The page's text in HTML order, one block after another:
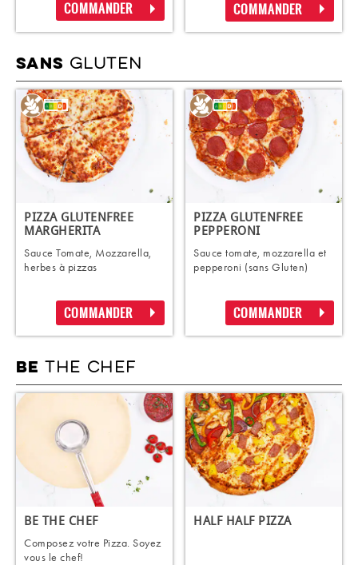
COMMANDER COMMANDER
SANS GLUTEN
PIZZA GLUTENFREE
MARGHERITA
Sauce Tomate, Mozzarella,
herbes à pizzas
COMMANDER
PIZZA GLUTENFREE
PEPPERONI
Sauce tomate, mozzarella et
pepperoni (sans Gluten)
COMMANDER
BE THE CHEF
BE THE CHEF
Composez votre Pizza. Soyez
vous le chef!
HALF HALF PIZZA